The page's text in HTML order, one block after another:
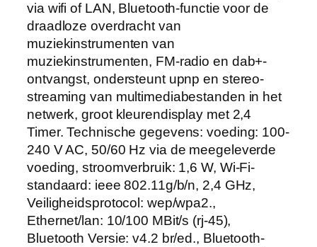
via wifi of LAN, Bluetooth-functie voor de
draadloze overdracht van
muziekinstrumenten van
muziekinstrumenten, FM-radio en dab+-
ontvangst, ondersteunt upnp en stereo-
streaming van multimediabestanden in het
netwerk, groot kleurendisplay met 2,4
Timer. Technische gegevens: voeding: 100-
240 V AC, 50/60 Hz via de meegeleverde
voeding, stroomverbruik: 1,6 W, Wi-Fi-
standaard: ieee 802.11g/b/n, 2,4 GHz,
Veiligheidsprotocol: wep/wpa2.,
Ethernet/lan: 10/100 MBit/s (rj-45),
Bluetooth Versie: v4.2 br/ed., Bluetooth-